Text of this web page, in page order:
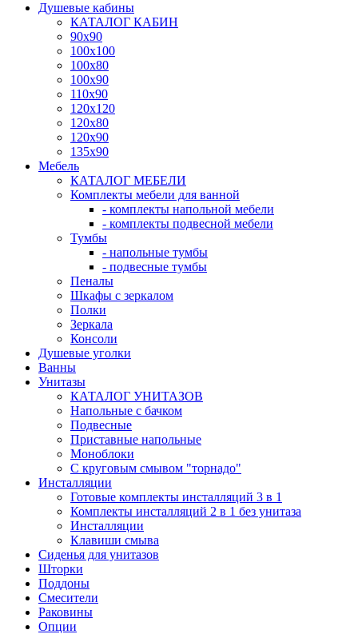
Душевые кабины
КАТАЛОГ КАБИН
90x90
100x100
100x80
100x90
110x90
120x120
120x80
120x90
135x90
Мебель
КАТАЛОГ МЕБЕЛИ
Комплекты мебели для ванной
- комплекты напольной мебели
- комплекты подвесной мебели
Тумбы
- напольные тумбы
- подвесные тумбы
Пеналы
Шкафы с зеркалом
Полки
Зеркала
Консоли
Душевые уголки
Ванны
Унитазы
КАТАЛОГ УНИТАЗОВ
Напольные с бачком
Подвесные
Приставные напольные
Моноблоки
С круговым смывом "торнадо"
Инсталляции
Готовые комплекты инсталляций 3 в 1
Комплекты инсталляций 2 в 1 без унитаза
Инсталляции
Клавиши смыва
Сиденья для унитазов
Шторки
Поддоны
Смесители
Раковины
Опции